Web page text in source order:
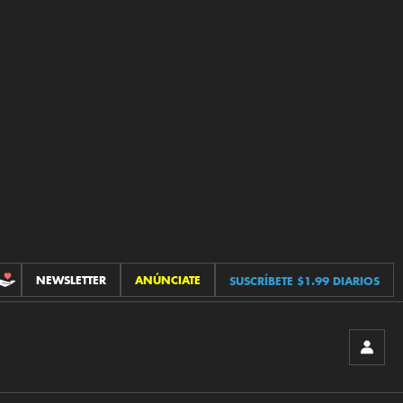
CONTRIBUCIONES
NEWSLETTER ANÚNCIATE SUSCRÍBETE $1.99 DIARIOS